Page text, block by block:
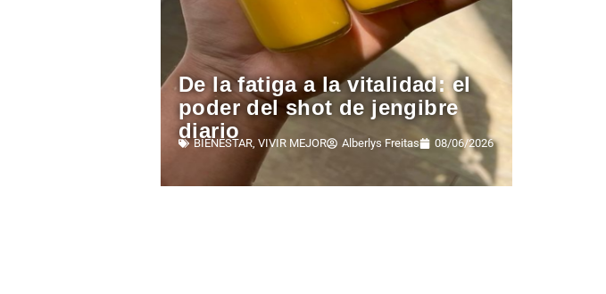
De la fatiga a la vitalidad: el
poder del shot de jengibre
diario
BIENESTAR, VIVIR MEJOR Alberlys Freitas 08/06/2026